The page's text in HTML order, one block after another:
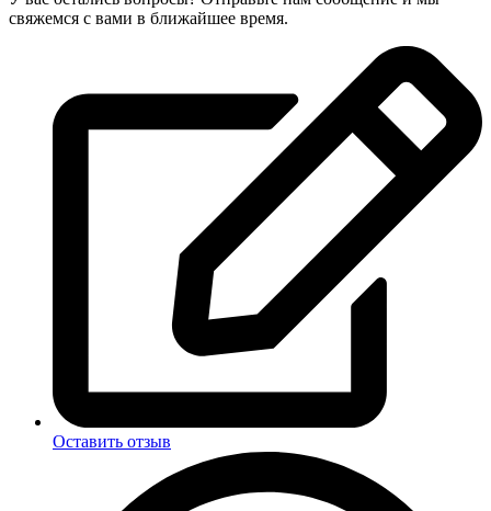
свяжемся с вами в ближайшее время.
Оставить отзыв